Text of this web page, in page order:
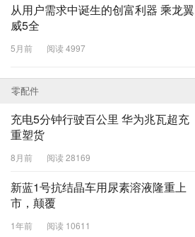
从用户需求中诞生的创富利器 乘龙翼
威5全
5月前 阅读 4997
零配件
充电5分钟行驶百公里 华为兆瓦超充
重塑货
8月前 阅读 28169
新蓝1号抗结晶车用尿素溶液隆重上
市，颠覆
1年前 阅读 10611